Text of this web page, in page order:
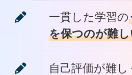
一貫した学習の
を保つのが難
自己評価が難